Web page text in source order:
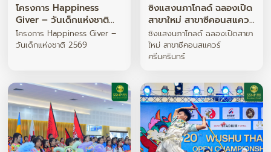
โครงการ Happiness
Giver – วันเด็กแห่งชาติ
2569
โครงการ Happiness Giver –
วันเด็กแห่งชาติ 2569
ซิงแสงนภาโกลด์ ฉลองเปิด
สาขาใหม่ สาขาซีคอนสแควร์
ศรีนครินทร์
ซิงแสงนภาโกลด์ ฉลองเปิดสาขา
ใหม่ สาขาซีคอนสแควร์
ศรีนครินทร์